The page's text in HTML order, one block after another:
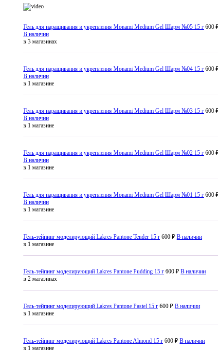
Гель для наращивания и укрепления Monami Medium Gel Шарм №05 15 г 600
В наличии
в 3 магазинах
Гель для наращивания и укрепления Monami Medium Gel Шарм №04 15 г 600
В наличии
в 1 магазине
Гель для наращивания и укрепления Monami Medium Gel Шарм №03 15 г 600
В наличии
в 1 магазине
Гель для наращивания и укрепления Monami Medium Gel Шарм №02 15 г 600
В наличии
в 1 магазине
Гель для наращивания и укрепления Monami Medium Gel Шарм №01 15 г 600
В наличии
в 1 магазине
Гель-тейпинг моделирующий Lakres Pantone Tender 15 г 600 ₽ В наличии
в 1 магазине
Гель-тейпинг моделирующий Lakres Pantone Pudding 15 г 600 ₽ В наличии
в 2 магазинах
Гель-тейпинг моделирующий Lakres Pantone Pastel 15 г 600 ₽ В наличии
в 1 магазине
Гель-тейпинг моделирующий Lakres Pantone Almond 15 г 600 ₽ В наличии
в 1 магазине